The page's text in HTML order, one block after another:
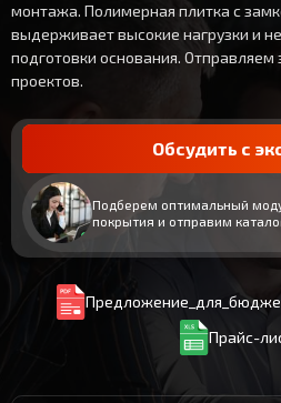
монтажа. Полимерная плитка с
выдерживает высокие нагрузки и
подготовки основания. Отправляем
проектов.
Обсудить с
Подберем оптимальный
покрытия и отправим
Прайс-